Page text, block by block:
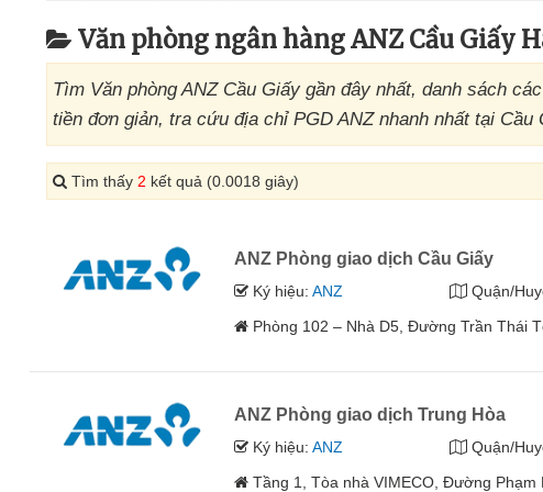
Văn phòng ngân hàng ANZ Cầu Giấy
Tìm Văn phòng ANZ Cầu Giấy gần đây nhất, danh sách
tiền đơn giản, tra cứu địa chỉ PGD ANZ nhanh nhất tại Cầu
Tìm thấy 2 kết quả (0.0018 giây)
ANZ Phòng giao dịch Cầu Giấy
Ký hiệu:ANZ Quận/
Phòng 102 – Nhà D5, Đường Trần Thái
ANZ Phòng giao dịch Trung Hòa
Ký hiệu:ANZ Quận/
Tầng 1, Tòa nhà VIMECO, Đường